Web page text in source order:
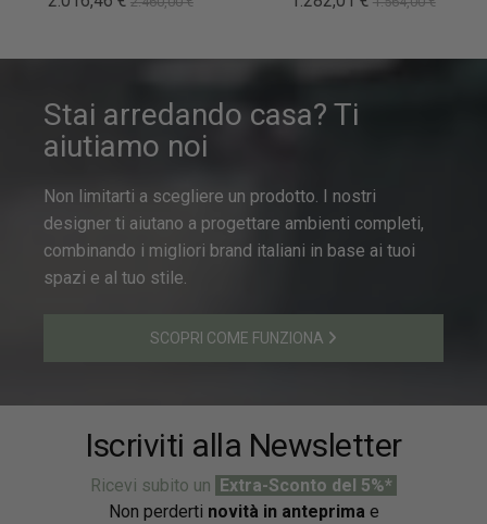
Stai arredando casa? Ti
aiutiamo noi
Non limitarti a scegliere un prodotto. I nostri
designer ti aiutano a progettare ambienti completi,
combinando i migliori brand italiani in base ai tuoi
spazi e al tuo stile.
SCOPRI COME FUNZIONA
Iscriviti alla Newsletter
Ricevi subito un
Extra-Sconto del 5%*
Non perderti novità in anteprima e